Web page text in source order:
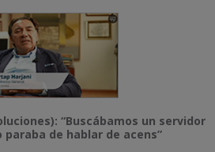
“Buscábamos un servidor
de hablar de acens”